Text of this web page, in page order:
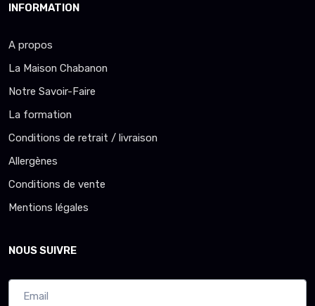
INFORMATION
A propos
La Maison Chabanon
Notre Savoir-Faire
La formation
Conditions de retrait / livraison
Allergènes
Conditions de vente
Mentions légales
NOUS SUIVRE